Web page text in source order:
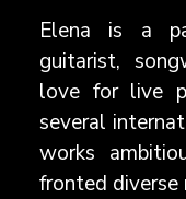
Elena is a
guitarist,
love for live
several
works
fronted diverse